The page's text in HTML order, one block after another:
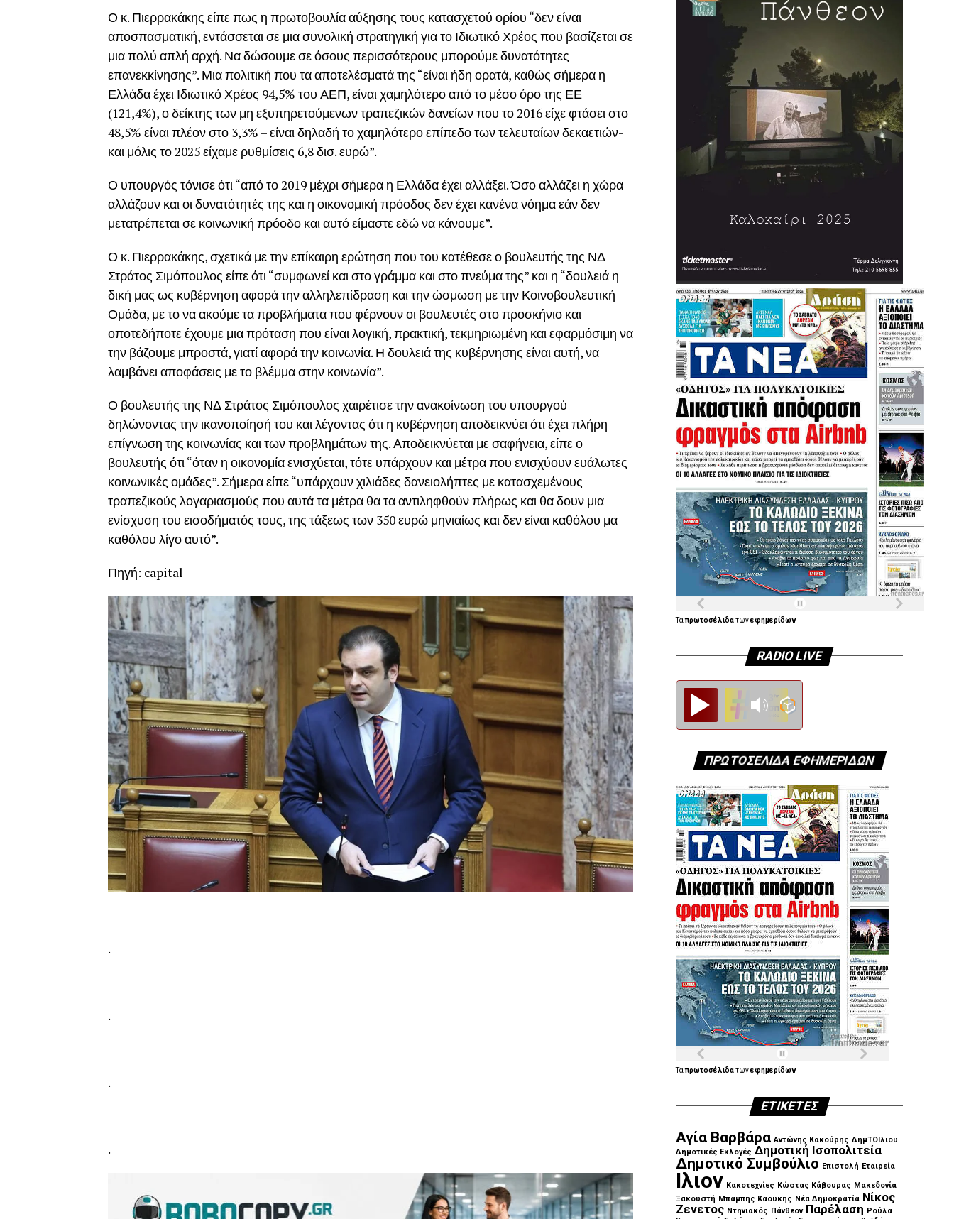
Ο κ. Πιερρακάκης είπε πως η πρωτοβουλία αύξησης τους κατασχετού ορίου “δεν είναι
αποσπασματική, εντάσσεται σε μια συνολική στρατηγική για το Ιδιωτικό Χρέος που βασίζεται σε
μια πολύ απλή αρχή. Να δώσουμε σε όσους περισσότερους μπορούμε δυνατότητες
επανεκκίνησης”. Μια πολιτική που τα αποτελέσματά της “είναι ήδη ορατά, καθώς σήμερα η
Ελλάδα έχει Ιδιωτικό Χρέος 94,5% του ΑΕΠ, είναι χαμηλότερο από το μέσο όρο της ΕΕ
(121,4%), ο δείκτης των μη εξυπηρετούμενων τραπεζικών δανείων που το 2016 είχε φτάσει στο
48,5% είναι πλέον στο 3,3% – είναι δηλαδή το χαμηλότερο επίπεδο των τελευταίων δεκαετιών-
και μόλις το 2025 είχαμε ρυθμίσεις 6,8 δισ. ευρώ”.
Ο υπουργός τόνισε ότι “από το 2019 μέχρι σήμερα η Ελλάδα έχει αλλάξει. Όσο αλλάζει η χώρα
αλλάζουν και οι δυνατότητές της και η οικονομική πρόοδος δεν έχει κανένα νόημα εάν δεν
μετατρέπεται σε κοινωνική πρόοδο και αυτό είμαστε εδώ να κάνουμε”.
Ο κ. Πιερρακάκης, σχετικά με την επίκαιρη ερώτηση που του κατέθεσε ο βουλευτής της ΝΔ
Στράτος Σιμόπουλος είπε ότι “συμφωνεί και στο γράμμα και στο πνεύμα της” και η “δουλειά η
δική μας ως κυβέρνηση αφορά την αλληλεπίδραση και την ώσμωση με την Κοινοβουλευτική
Ομάδα, με το να ακούμε τα προβλήματα που φέρνουν οι βουλευτές στο προσκήνιο και
οποτεδήποτε έχουμε μια πρόταση που είναι λογική, πρακτική, τεκμηριωμένη και εφαρμόσιμη να
την βάζουμε μπροστά, γιατί αφορά την κοινωνία. Η δουλειά της κυβέρνησης είναι αυτή, να
λαμβάνει αποφάσεις με το βλέμμα στην κοινωνία”.
Ο βουλευτής της ΝΔ Στράτος Σιμόπουλος χαιρέτισε την ανακοίνωση του υπουργού
δηλώνοντας την ικανοποίησή του και λέγοντας ότι η κυβέρνηση αποδεικνύει ότι έχει πλήρη
επίγνωση της κοινωνίας και των προβλημάτων της. Αποδεικνύεται με σαφήνεια, είπε ο
βουλευτής ότι “όταν η οικονομία ενισχύεται, τότε υπάρχουν και μέτρα που ενισχύουν ευάλωτες
κοινωνικές ομάδες”. Σήμερα είπε “υπάρχουν χιλιάδες δανειολήπτες με κατασχεμένους
τραπεζικούς λογαριασμούς που αυτά τα μέτρα θα τα αντιληφθούν πλήρως και θα δουν μια
ενίσχυση του εισοδήματός τους, της τάξεως των 350 ευρώ μηνιαίως και δεν είναι καθόλου μα
καθόλου λίγο αυτό”.
Πηγή: capital
.
.
.
.
Ταπρωτοσέλιδατωνεφημερίδων
RADIO LIVE
ΠΡΩΤΟΣΕΛΙΔΑ ΕΦΗΜΕΡΙΔΩΝ
Ταπρωτοσέλιδατωνεφημερίδων
ΕΤΙΚΈΤΕΣ
Αγία Βαρβάρα Αντώνης Κακούρης ΔημΤΟΙλιου
Δημοτικές Εκλογές Δημοτική Ισοπολιτεία
Δημοτικό Συμβούλιο Επιστολή Εταιρεία
Ιλιον Κακοτεχνίες Κώστας Κάβουρας Μακεδονία
Ξακουστή Μπαμπης Καουκης Νέα Δημοκρατία Νίκος
Ζενετος Ντηνιακός Πάνθεον Παρέλαση Ρούλα